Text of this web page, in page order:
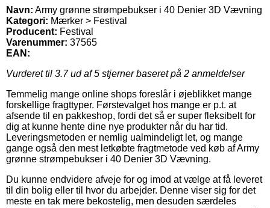
Navn: Army grønne strømpebukser i 40 Denier 3D Vævning
Kategori: Mærker > Festival
Producent: Festival
Varenummer: 37565
EAN:
Vurderet til 3.7ud af 5 stjerner baseret på 2 anmeldelser
Temmelig mange online shops foreslår i øjeblikket mange
forskellige fragttyper. Førstevalget hos mange er p.t. at
afsende til en pakkeshop, fordi det så er super fleksibelt for
dig at kunne hente dine nye produkter når du har tid.
Leveringsmetoden er nemlig ualmindeligt let, og mange
gange også den mest letkøbte fragtmetode ved køb af Army
grønne strømpebukser i 40 Denier 3D Vævning.
Du kunne endvidere afveje for og imod at vælge at få leveret
til din bolig eller til hvor du arbejder. Denne viser sig for det
meste en tak mere bekostelig, men desuden særdeles